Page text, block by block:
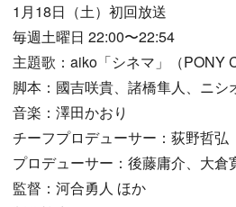
1月18日（土）初回放送
毎週土曜日 22:00〜22:54
主題歌：aiko「シネマ」（PONY
脚本：國吉咲貴、諸橋隼人、ニシ
音楽：澤田かおり
チーフプロデューサー：荻野哲弘
プロデューサー：後藤庸介、大倉
監督：河合勇人 ほか